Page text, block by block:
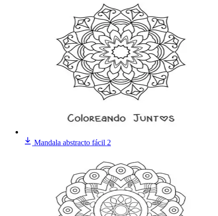
Mandala abstracto fácil 2